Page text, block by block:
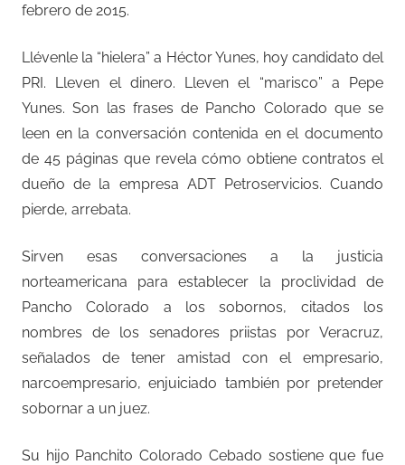
febrero de 2015.
Llévenle la “hielera” a Héctor Yunes, hoy candidato del
PRI. Lleven el dinero. Lleven el “marisco” a Pepe
Yunes. Son las frases de Pancho Colorado que se
leen en la conversación contenida en el documento
de 45 páginas que revela cómo obtiene contratos el
dueño de la empresa ADT Petroservicios. Cuando
pierde, arrebata.
Sirven esas conversaciones a la justicia
norteamericana para establecer la proclividad de
Pancho Colorado a los sobornos, citados los
nombres de los senadores priistas por Veracruz,
señalados de tener amistad con el empresario,
narcoempresario, enjuiciado también por pretender
sobornar a un juez.
Su hijo Panchito Colorado Cebado sostiene que fue